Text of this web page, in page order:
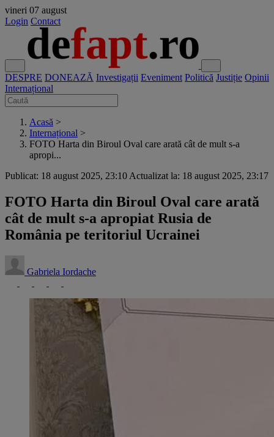
vineri 07 august
Login Contact
DESPRE DONEAZĂ Investigații Eveniment Politică Justiție Opinii
Internațional
Acasă >
Internațional >
FOTO Harta din Biroul Oval care arată cât de mult s-a
apropi...
Publicat: 18 august 2025, 23:10 Actualizat la: 18 august 2025, 23:17
FOTO Harta din Biroul Oval care arată
cât de mult s-a apropiat Rusia de
România pe teritoriul Ucrainei
Gabriela Iordache